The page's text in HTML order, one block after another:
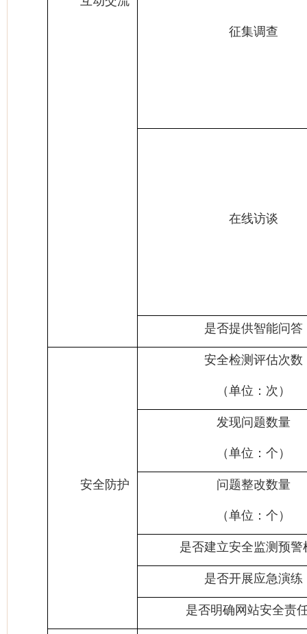
征集调查
在线访谈
是否提供智能问答
安全防护
安全检测评估次数
（单位：次）
发现问题数量
（单位：个）
问题整改数量
（单位：个）
是否建立安全监测预警
是否开展应急演练
是否明确网站安全责